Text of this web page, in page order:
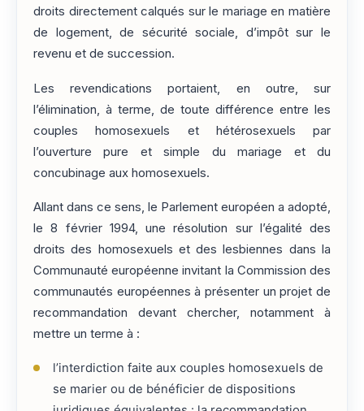
droits directement calqués sur le mariage en matière
de logement, de sécurité sociale, d’impôt sur le
revenu et de succession.
Les revendications portaient, en outre, sur
l’élimination, à terme, de toute différence entre les
couples homosexuels et hétérosexuels par
l’ouverture pure et simple du mariage et du
concubinage aux homosexuels.
Allant dans ce sens, le Parlement européen a adopté,
le 8 février 1994, une résolution sur l’égalité des
droits des homosexuels et des lesbiennes dans la
Communauté européenne invitant la Commission des
communautés européennes à présenter un projet de
recommandation devant chercher, notamment à
mettre un terme à :
l’interdiction faite aux couples homosexuels de
se marier ou de bénéficier de dispositions